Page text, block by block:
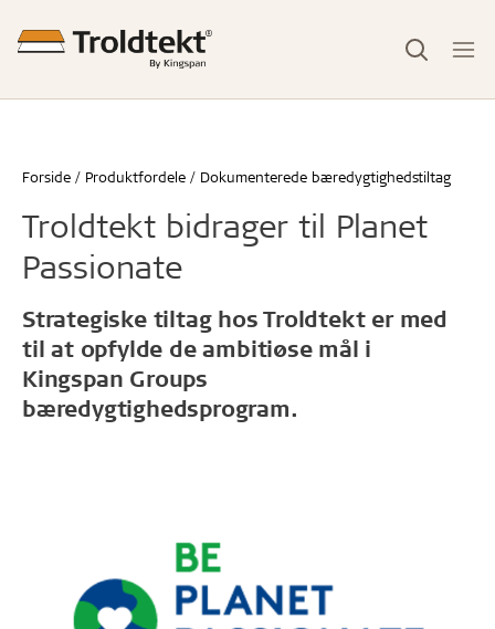
Forside Produktfordele Dokumenterede bæredygtighedstiltag
Troldtekt bidrager til Planet
Passionate
Strategiske tiltag hos Troldtekt er med
til at opfylde de ambitiøse mål i
Kingspan Groups
bæredygtighedsprogram.